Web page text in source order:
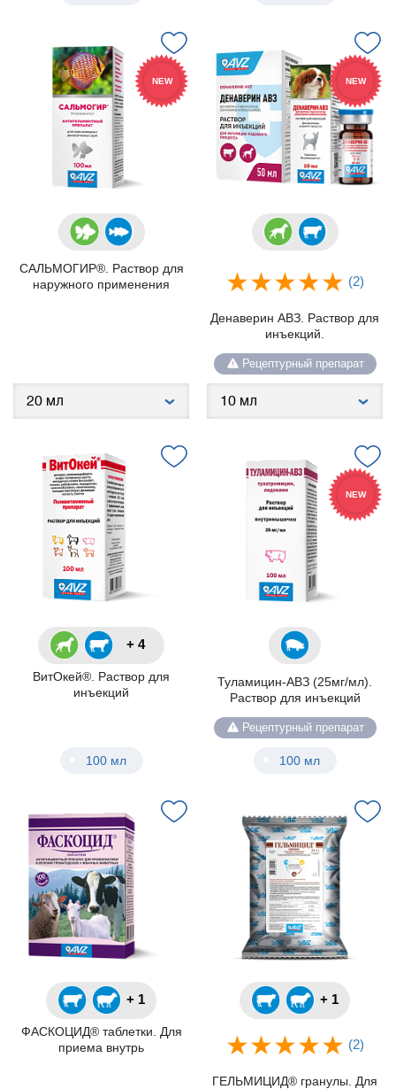
NEW
САЛЬМОГИР®. Раствор для
наружного применения
NEW
(2)
Денаверин АВЗ. Раствор для
инъекций.
Рецептурный препарат
+ 4
ВитОкей®. Раствор для
инъекций
100 мл
NEW
Туламицин-АВЗ (25мг/мл).
Раствор для инъекций
Рецептурный препарат
100 мл
+ 1
ФАСКОЦИД® таблетки. Для
приема внутрь
+ 1
(2)
ГЕЛЬМИЦИД® гранулы. Для